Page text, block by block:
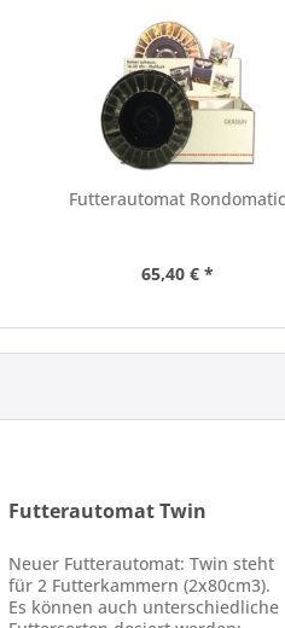
Futterautomat Rondomatic
65,40 € *
Futterautomat Twin
Neuer Futterautomat: Twin steht
für 2 Futterkammern (2x80cm3).
Es können auch unterschiedliche